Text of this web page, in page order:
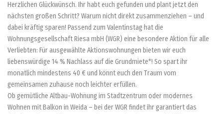
Herzlichen Glückwünsch. Ihr habt euch gefunden und plant jetzt den
nächsten großen Schritt? Warum nicht direkt zusammenziehen – und
dabei kräftig sparen! Passend zum Valentinstag hat die
Wohnungsgesellschaft Riesa mbH (WGR) eine besondere Aktion für alle
Verliebten: Für ausgewählte Aktionswohnungen bieten wir euch
liebenswürdige 14 % Nachlass auf die Grundmiete*! So spart ihr
monatlich mindestens 40 € und könnt euch den Traum vom
gemeinsamen zuhause noch leichter erfüllen.
Ob gemütliche Altbau-Wohnung im Stadtzentrum oder modernes
Wohnen mit Balkon in Weida – bei der WGR findet ihr garantiert das